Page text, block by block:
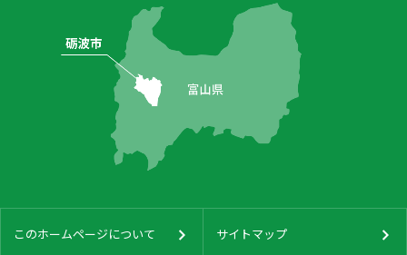
このホームページについて サイトマップ